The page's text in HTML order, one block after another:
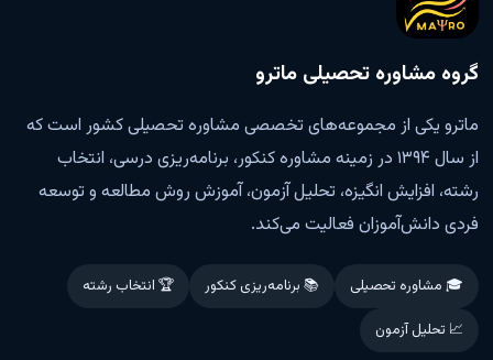
گروه مشاوره تحصیلی ماترو
ماترو یکی از مجموعه‌های تخصصی مشاوره تحصیلی کشور است که
از سال ۱۳۹۴ در زمینه مشاوره کنکور، برنامه‌ریزی درسی، انتخاب
رشته، افزایش انگیزه، تحلیل آزمون، آموزش روش مطالعه و توسعه
فردی دانش‌آموزان فعالیت می‌کند.
🎓 مشاوره تحصیلی 📚 برنامه‌ریزی کنکور
🏆 انتخاب رشته
📈 تحلیل آزمون